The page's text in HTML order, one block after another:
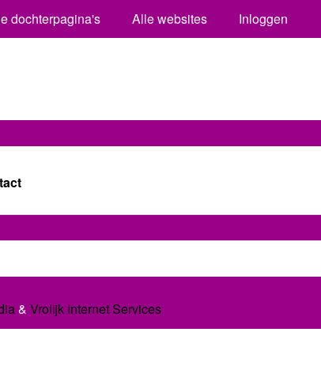
dochterpagina's Alle websites Inloggen
& Vrolijk Internet Services